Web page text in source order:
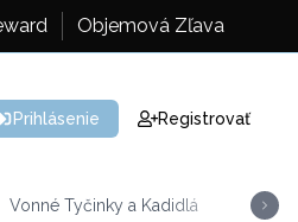
Objemová Zľava
Prihlásenie Registrovať
Vonné Tyčinky a Kadidlá